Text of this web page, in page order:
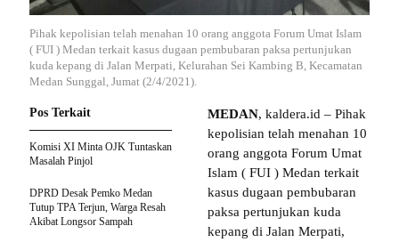
Pihak kepolisian telah menahan 10 orang anggota Forum Umat Islam
( FUI ) Medan terkait kasus dugaan pembubaran paksa pertunjukan
kuda kepang di Jalan Merpati, Kelurahan Sei Kambing B, Kecamatan
Medan Sunggal, Jumat (2/4/2021).
MEDAN, kaldera.id – Pihak
kepolisian telah menahan 10
orang anggota Forum Umat
Islam ( FUI ) Medan terkait
kasus dugaan pembubaran
paksa pertunjukan kuda
kepang di Jalan Merpati,
Pos Terkait
Komisi XI Minta OJK Tuntaskan
Masalah Pinjol
DPRD Desak Pemko Medan
Tutup TPA Terjun, Warga Resah
Akibat Longsor Sampah